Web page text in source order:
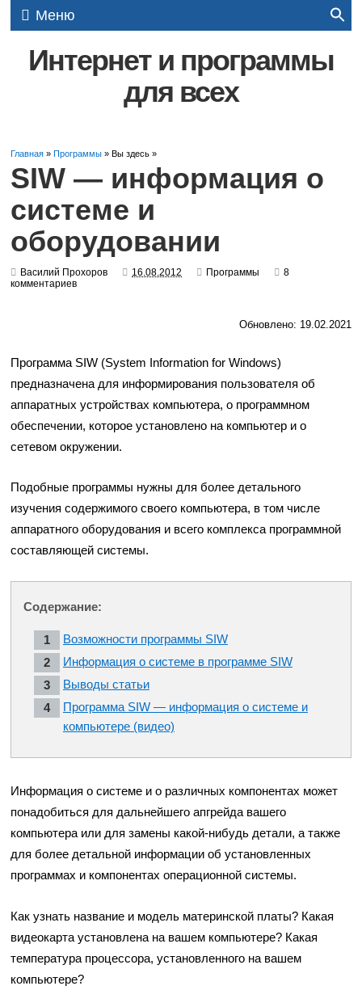
Меню
Интернет и программы
для всех
Главная »Программы » Вы здесь »
SIW — информация о
системе и
оборудовании
Василий Прохоров 16.08.2012 Программы
8
комментариев
Обновлено: 19.02.2021
Программа SIW (System Information for Windows)
предназначена для информирования пользователя об
аппаратных устройствах компьютера, о программном
обеспечении, которое установлено на компьютер и о
сетевом окружении.
Подобные программы нужны для более детального
изучения содержимого своего компьютера, в том числе
аппаратного оборудования и всего комплекса программной
составляющей системы.
Содержание:
Возможности программы SIW
Информация о системе в программе SIW
Выводы статьи
Программа SIW — информация о системе и
компьютере (видео)
Информация о системе и о различных компонентах может
понадобиться для дальнейшего апгрейда вашего
компьютера или для замены какой-нибудь детали, а также
для более детальной информации об установленных
программах и компонентах операционной системы.
Как узнать название и модель материнской платы? Какая
видеокарта установлена на вашем компьютере? Какая
температура процессора, установленного на вашем
компьютере?